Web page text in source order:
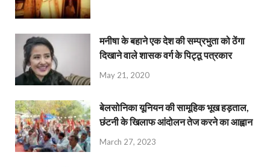
मनीषा के बहाने एक देश की सम्प्रभुता को ठेंगा
दिखाने वाले शासक वर्ग के पिट्ठू पत्रकार
May 21, 2020
बेलसोनिका यूनियन की सामूहिक भूख हड़ताल,
छंटनी के खिलाफ आंदोलन तेज करने का आह्वान
March 27, 2023